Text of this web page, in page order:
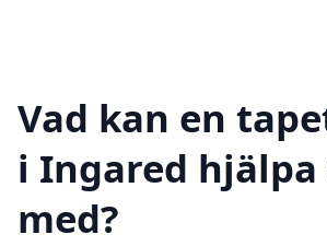
Vad kan en
i Ingared
med?